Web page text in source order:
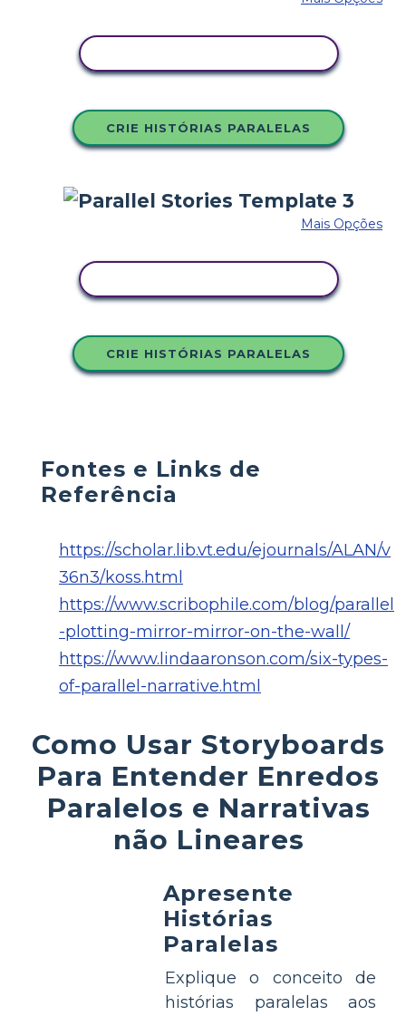
CRIE HISTÓRIAS PARALELAS
Mais Opções
CRIE HISTÓRIAS PARALELAS
Fontes e Links de
Referência
https://scholar.lib.vt.edu/ejournals/ALAN/v
36n3/koss.html
https://www.scribophile.com/blog/parallel
-plotting-mirror-mirror-on-the-wall/
https://www.lindaaronson.com/six-types-
of-parallel-narrative.html
Como Usar Storyboards
Para Entender Enredos
Paralelos e Narrativas
não Lineares
Apresente
Histórias
Paralelas
Explique o conceito de
histórias paralelas aos